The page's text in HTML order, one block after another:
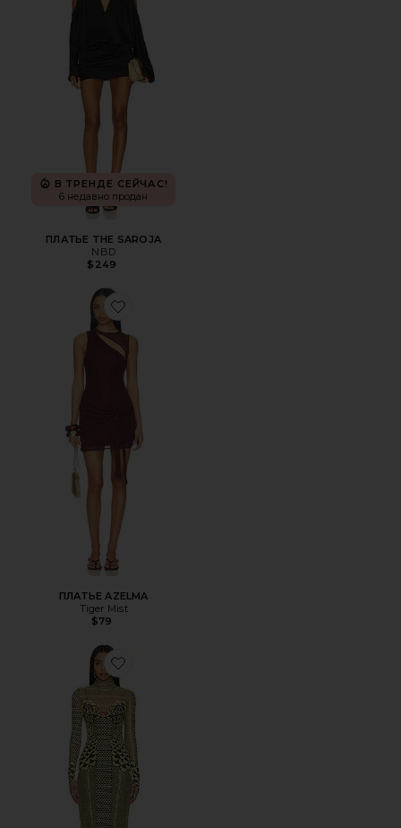
В ТРЕНДЕ СЕЙЧАС!
6 недавно продан
ПЛАТЬЕ THE SAROJA
NBD
$249
Favorite ПЛАТЬЕ AZELMA
ПЛАТЬЕ AZELMA
Tiger Mist
$79
Favorite ПЛАТЬЕ SHAILENE